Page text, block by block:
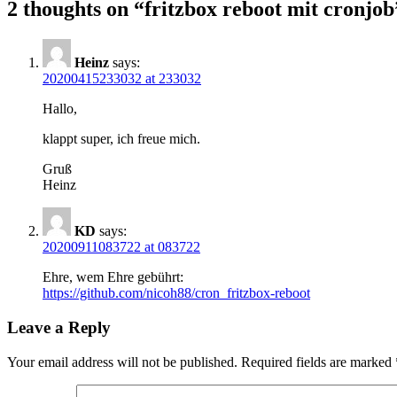
2 thoughts on “fritzbox reboot mit cronjob
Heinz says:
20200415233032 at 233032
Hallo,
klappt super, ich freue mich.
Gruß
Heinz
KD says:
20200911083722 at 083722
Ehre, wem Ehre gebührt:
https://github.com/nicoh88/cron_fritzbox-reboot
Leave a Reply
Your email address will not be published. Required fields are marked